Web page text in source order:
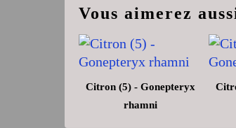
Vous aimerez
Citron (5) - Gonepteryx
rhamni